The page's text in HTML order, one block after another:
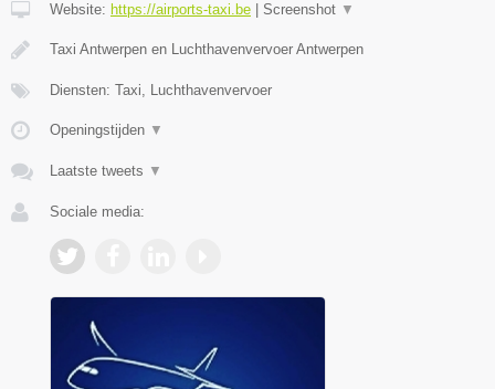
Website: https://airports-taxi.be Screenshot ▼
Taxi Antwerpen en Luchthavenvervoer Antwerpen
Diensten: Taxi, Luchthavenvervoer
Openingstijden ▼
Laatste tweets ▼
Sociale media: